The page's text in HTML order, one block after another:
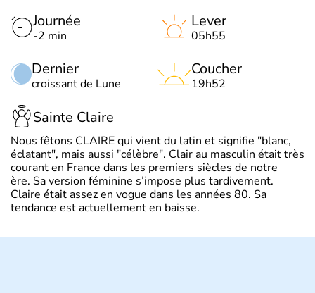
Journée
-2 min
Dernier
croissant de Lune
Lever
05h55
Coucher
19h52
Sainte Claire
Nous fêtons CLAIRE qui vient du latin et signifie "blanc,
éclatant", mais aussi "célèbre". Clair au masculin était très
courant en France dans les premiers siècles de notre
ère. Sa version féminine s’impose plus tardivement.
Claire était assez en vogue dans les années 80. Sa
tendance est actuellement en baisse.